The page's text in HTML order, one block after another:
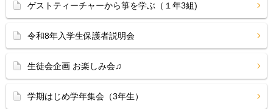
ゲストティーチャーから箏を学ぶ（１年3組)
令和8年入学生保護者説明会
生徒会企画 お楽しみ会♫
学期はじめ学年集会（3年生）